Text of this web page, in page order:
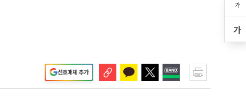
가
가
선호매체 추가